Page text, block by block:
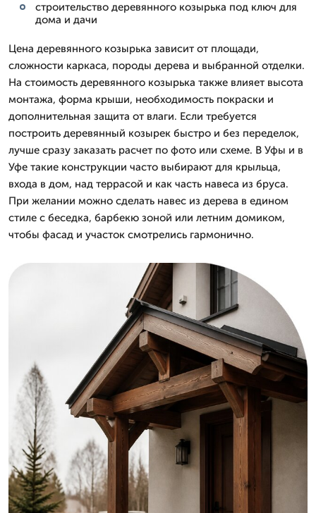
строительство деревянного козырька под ключ для
дома и дачи
Цена деревянного козырька зависит от площади,
сложности каркаса, породы дерева и выбранной отделки.
На стоимость деревянного козырька также влияет высота
монтажа, форма крыши, необходимость покраски и
дополнительная защита от влаги. Если требуется
построить деревянный козырек быстро и без переделок,
лучше сразу заказать расчет по фото или схеме. В Уфы и в
Уфе такие конструкции часто выбирают для крыльца,
входа в дом, над террасой и как часть навеса из бруса.
При желании можно сделать навес из дерева в едином
стиле с беседка, барбекю зоной или летним домиком,
чтобы фасад и участок смотрелись гармонично.